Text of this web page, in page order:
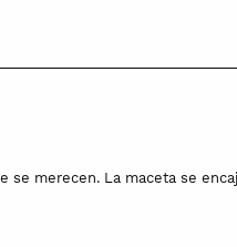
merecen. La maceta se